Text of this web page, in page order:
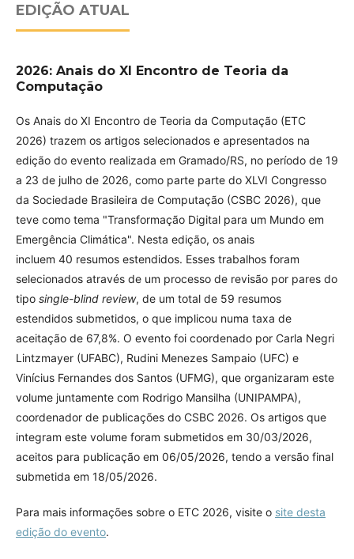
EDIÇÃO ATUAL
2026: Anais do XI Encontro de Teoria da
Computação
Os Anais do XI Encontro de Teoria da Computação (ETC
2026) trazem os artigos selecionados e apresentados na
edição do evento realizada em Gramado/RS, no período de 19
a 23 de julho de 2026, como parte parte do XLVI Congresso
da Sociedade Brasileira de Computação (CSBC 2026), que
teve como tema "Transformação Digital para um Mundo em
Emergência Climática". Nesta edição, os anais
incluem 40 resumos estendidos. Esses trabalhos foram
selecionados através de um processo de revisão por pares do
tipo single-blind review, de um total de 59 resumos
estendidos submetidos, o que implicou numa taxa de
aceitação de 67,8%. O evento foi coordenado por Carla Negri
Lintzmayer (UFABC), Rudini Menezes Sampaio (UFC) e
Vinícius Fernandes dos Santos (UFMG), que organizaram este
volume juntamente com Rodrigo Mansilha (UNIPAMPA),
coordenador de publicações do CSBC 2026. Os artigos que
integram este volume foram submetidos em 30/03/2026,
aceitos para publicação em 06/05/2026, tendo a versão final
submetida em 18/05/2026.
Para mais informações sobre o ETC 2026, visite o site desta
edição do evento.